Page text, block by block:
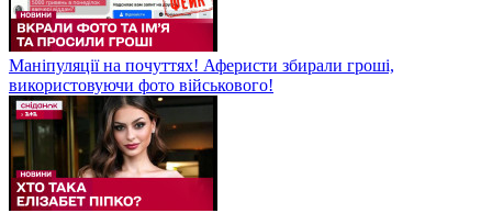
Маніпуляції на почуттях! Аферисти збирали гроші,
використовуючи фото військового!